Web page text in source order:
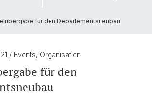
für den Departementsneubau
/ Events, Organisation
für den